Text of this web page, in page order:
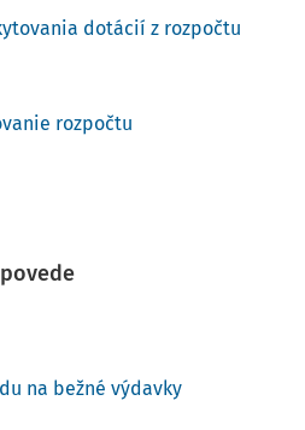
dotácií z rozpočtu
rozpočtu
na bežné výdavky